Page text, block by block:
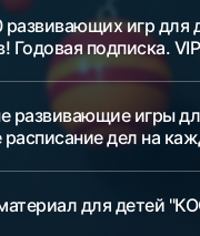
игр для
Годовая подписка.
развивающие игры
расписание дел на
для детей